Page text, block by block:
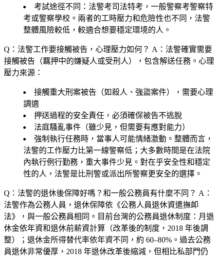
考試途徑不同 ：法警考司法特考，一般警察考警察特
考或警察學校。兩者的工時壓力和危險性也不同，法警
整體風險較低，較適合想要穩定環境的人。
Q：法警工作要接觸被告，心理壓力如何？ A：法警確實需要
接觸被告（羈押中的嫌疑人或受刑人），包含解送任務。心理
壓力來源：
接觸重大刑案被告（如殺人、強盜案件），需要心理
調適
押送過程的安全責任，必須確保被告不逃脫
法庭騷亂事件（雖少見，但需要有應對能力）
強制執行任務時，當事人可能情緒激動。整體而言，
法警的工作壓力比第一線警察低；大多數時間是在法院
內執行例行勤務，重大事件少見。對在乎安全性和穩定
性的人，法警是比刑警或派出所警察更安全的選擇。
Q：法警的退休後保障好嗎？和一般公務員有什麼不同？ A：
法警作為公務人員，退休保障依《公務人員退休資遣撫卹
法》，與一般公務員相同。目前台灣的公務員退休制度：月退
休金依年資和退休前薪資計算（改革後的制度，2018 年後調
整）；退休金所得替代率依年資不同，約 60–80%。過去公務
員退休非常優厚，2018 年退休改革後縮減，但相比私部門仍